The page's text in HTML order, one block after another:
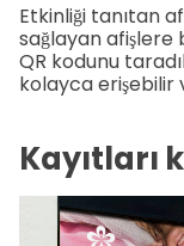
Etkinliği tanıtan
sağlayan afişlere
QR kodunu
kolayca erişebilir
Kayıtları